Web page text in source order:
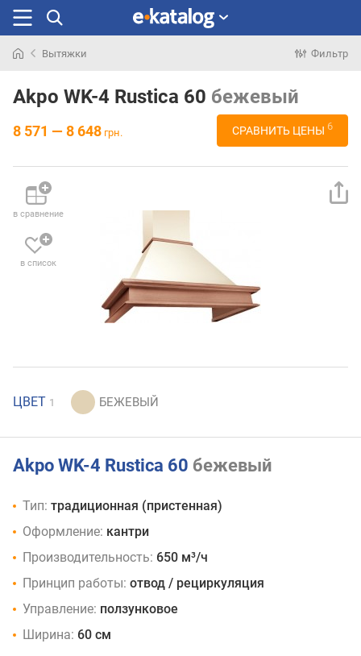
раньше
Вытяжки Фильтр
Akpo WK-4 Rustica 60 бежевый
8 571 — 8 648 грн. СРАВНИТЬ ЦЕНЫ 6
в сравнение
в список
ЦВЕТ 1
Akpo WK-4 Rustica 60 бежевый
Тип: традиционная (пристенная)
Оформление: кантри
Производительность: 650 м³/ч
Принцип работы: отвод / рециркуляция
Управление: ползунковое
Ширина: 60 см